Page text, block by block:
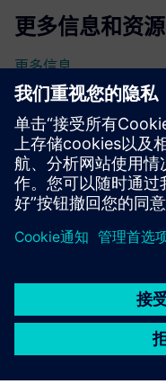
更多信息和资源
更多信息
先决条件
无